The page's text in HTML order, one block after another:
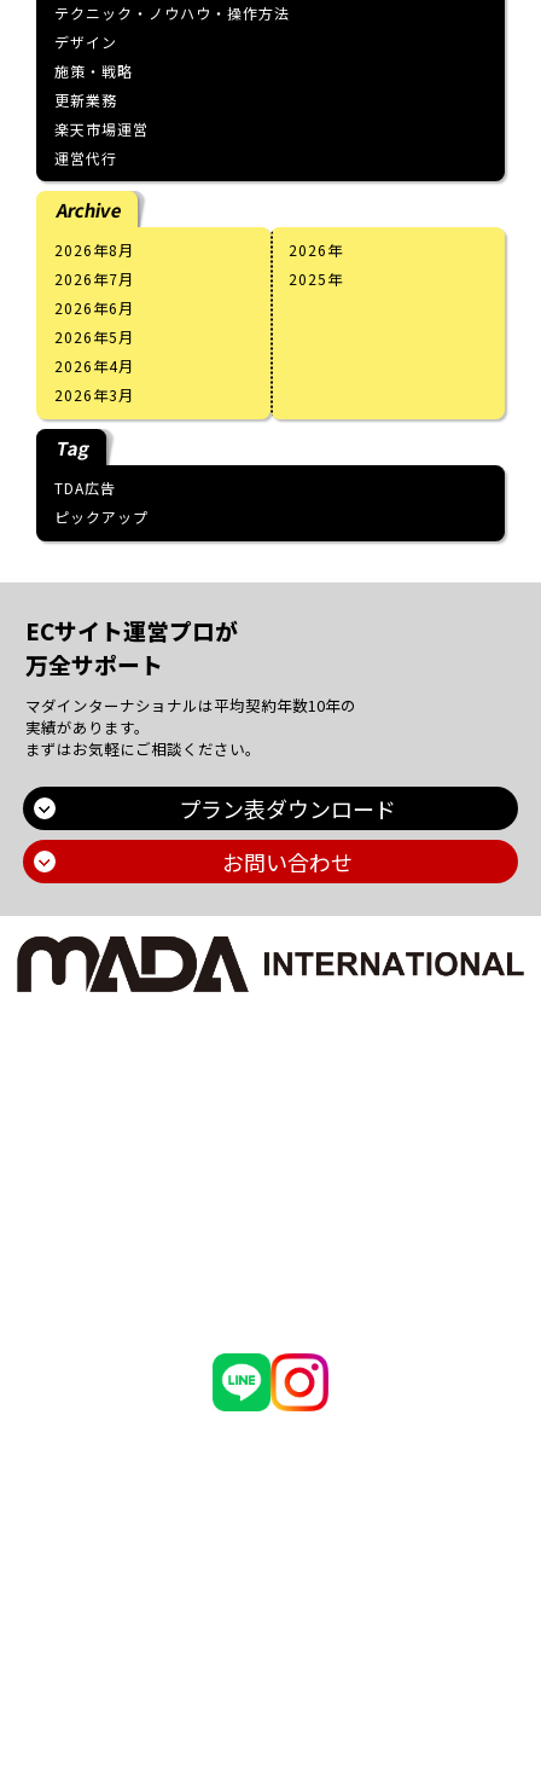
テクニック・ノウハウ・操作方法
デザイン
施策・戦略
更新業務
楽天市場運営
運営代行
Archive
2026年8月
2026年7月
2026年6月
2026年5月
2026年4月
2026年3月
2026
2025
Tag
TDA広告
ピックアップ
ECサイト運営プロが
万全サポート
マダインターナショナルは平均契約年数10年の
実績があります。
まずはお気軽にご相談ください。
プラン表ダウンロード
お問い合わせ